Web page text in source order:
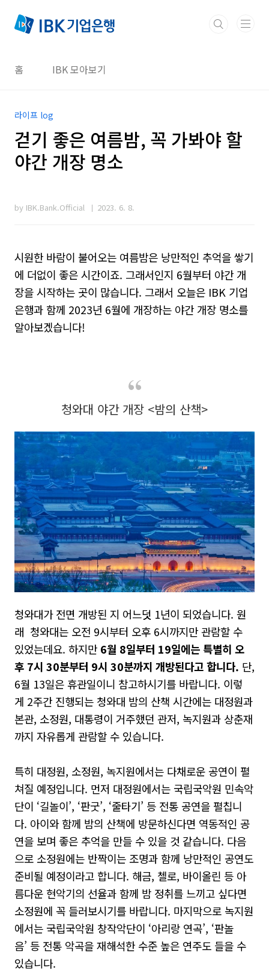
홈 IBK 모아보기
라이프 log
걷기 좋은 여름밤, 꼭 가봐야 할
야간 개장 명소
by IBK.Bank.Official 2023. 6. 8.
시원한 바람이 불어오는 여름밤은 낭만적인 추억을 쌓기
에 더없이 좋은 시간이죠. 그래서인지 6월부터 야간 개
장을 시작하는 곳이 많습니다. 그래서 오늘은 IBK 기업
은행과 함께 2023년 6월에 개장하는 야간 개장 명소를
알아보겠습니다!
청와대 야간 개장 <밤의 산책>
청와대가 전면 개방된 지 어느덧 1년이 되었습니다. 원
래 청와대는 오전 9시부터 오후 6시까지만 관람할 수
있었는데요. 하지만 6월 8일부터 19일에는 특별히 오
후 7시 30분부터 9시 30분까지 개방된다고 합니다. 단,
6월 13일은 휴관일이니 참고하시기를 바랍니다. 이렇
게 2주간 진행되는 청와대 밤의 산책 시간에는 대정원과
본관, 소정원, 대통령이 거주했던 관저, 녹지원과 상춘재
까지 자유롭게 관람할 수 있습니다.
특히 대정원, 소정원, 녹지원에서는 다채로운 공연이 펼
쳐질 예정입니다. 먼저 대정원에서는 국립국악원 민속악
단이 ‘길놀이’, ‘판굿’, ‘줄타기’ 등 전통 공연을 펼칩니
다. 아이와 함께 밤의 산책에 방문하신다면 역동적인 공
연을 보며 좋은 추억을 만들 수 있을 것 같습니다. 다음
으로 소정원에는 반짝이는 조명과 함께 낭만적인 공연도
준비될 예정이라고 합니다. 해금, 첼로, 바이올린 등 아
름다운 현악기의 선율과 함께 밤 정취를 느끼고 싶다면
소정원에 꼭 들러보시기를 바랍니다. 마지막으로 녹지원
에서는 국립국악원 창작악단이 ‘아리랑 연곡’, ‘판놀
음’ 등 전통 악곡을 재해석한 수준 높은 연주도 들을 수
있습니다.